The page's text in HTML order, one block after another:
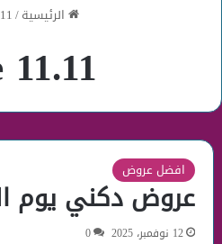
الرئيسية/
11.11 sale
افضل عروض
عروض دكني يوم
12 نوفمبر، 2025 0